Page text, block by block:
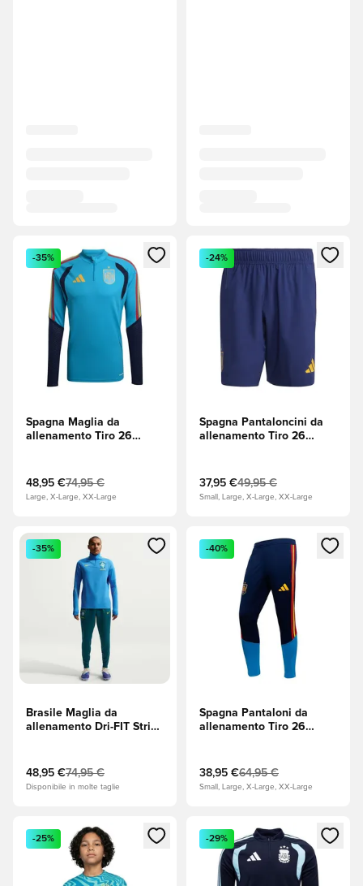
Apre una finestra modale per accedere o registrarsi come
-35%
Spagna Maglia da
allenamento Tiro 26
48,95 €74,95 €
Large, X-Large, XX-Large
Apre una finestra modale
-24%
Spagna Pantaloncini da
allenamento Tiro 26
37,95 €49,95 €
Small, Large, X-Large, XX-Large
Apre una finestra modale per accedere o registrarsi come
-35%
Brasile Maglia da
allenamento Dri-FIT Strike
(Blu)/Light Menta
(Verde)/Midwest Gold
48,95 €74,95 €
Disponibile in molte taglie
Apre una finestra modale
-40%
Spagna Pantaloni da
allenamento Tiro 26
38,95 €64,95 €
Small, Large, X-Large, XX-Large
Apre una finestra modale per accedere o registrarsi come
-25%
Apre una finestra modale
-29%